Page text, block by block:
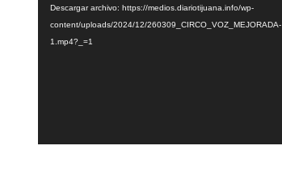
Descargar archivo: https://medios.diariotijuana.info/wp-
content/uploads/2024/12/260309_CIRCO_VOZ_MEJORADA-
1.mp4?_=1